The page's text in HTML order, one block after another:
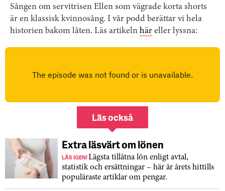
Sången om servitrisen Ellen som vägrade korta shorts
är en klassisk kvinnosång. I vår podd berättar vi hela
historien bakom låten. Läs artikeln här eller lyssna:
Läs också
Extra läsvärt om lönen
LÄS IGEN!Lägsta tillåtna lön enligt avtal,
statistik och ersättningar – här är årets hittills
populäraste artiklar om pengar.